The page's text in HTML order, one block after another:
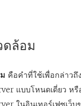
ดล้อม
คือคำที่ใช้เพื่อกล่าวถึ
แบบโหนดเดี่ยว หรื